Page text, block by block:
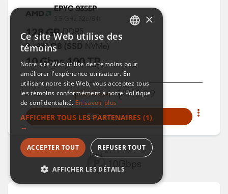
EPYC 9355P
128 GB DDR5
2× 960 GB (SSD NVMe)
10Gbps 100TB
$869.54 $ 440.89
Configurer
10Gbps
×
Ce site Web utilise des
témoins
Notre site Web utilise des témoins pour
améliorer l'expérience utilisateur. En
utilisant notre site Web, vous acceptez tous
les témoins conformément à notre Politique
de confidentialité. En savoir plus
AFFICHER TOUS LES PARTENAIRES (1)
→
ACCEPTER TOUT REFUSER TOUT
AFFICHER LES DÉTAILS